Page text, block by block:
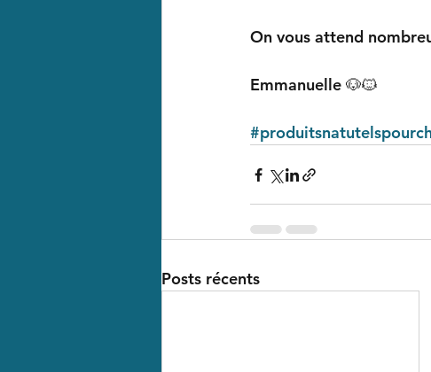
On vous attend
Emmanuelle 🐶🐱
Posts récents